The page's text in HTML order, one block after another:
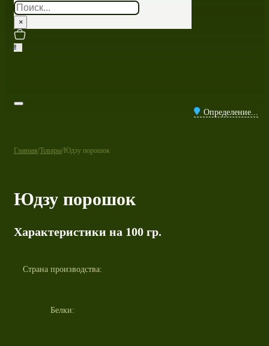
Поиск
×
0
Определение...
Главная/Товары/Юдзу порошок
Юдзу порошок
Характеристики на 100 гр.
Страна производства:
Белки: